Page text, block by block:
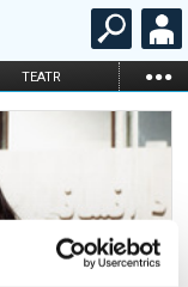
TEATR ...